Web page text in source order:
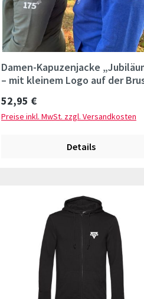
Damen-Kapuzenjacke
– mit kleinem Logo auf der
Regulärer Preis:
52,95 €
Preise inkl. MwSt. zzgl. Versandkosten
Details